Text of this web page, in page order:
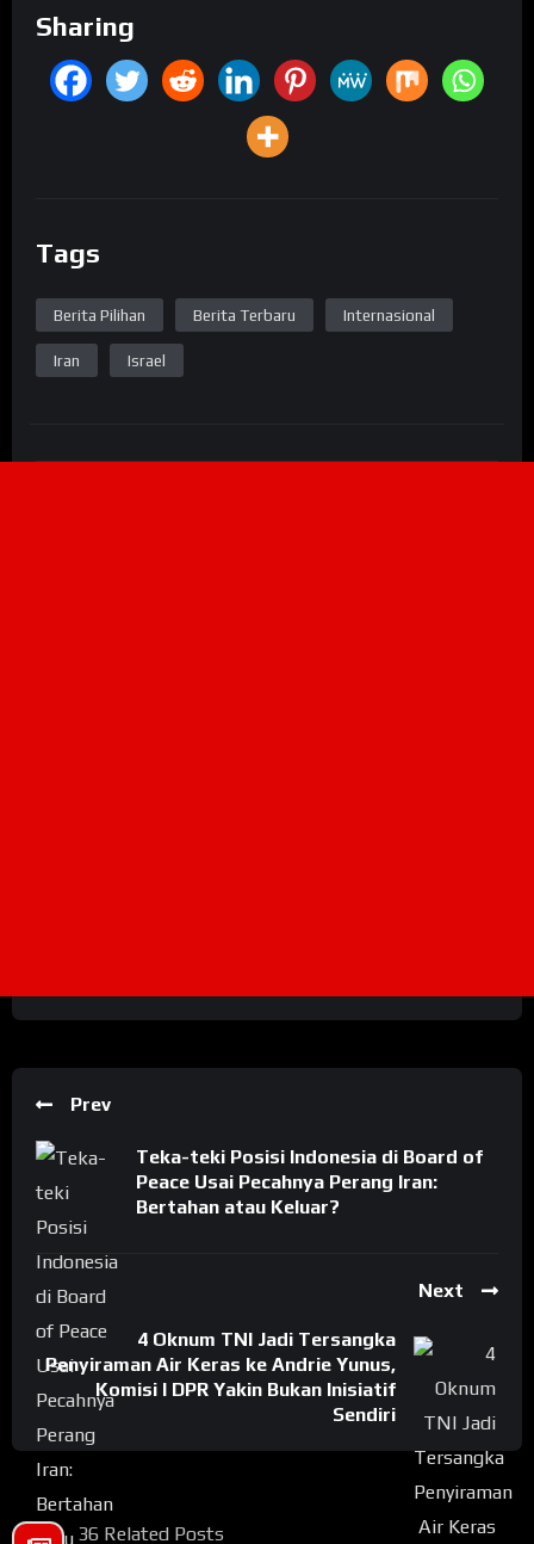
Sharing
Tags
Berita Pilihan Berita Terbaru Internasional
Iran Israel
Prev
Teka-teki Posisi Indonesia di Board of
Peace Usai Pecahnya Perang Iran:
Bertahan atau Keluar?
Next
4 Oknum TNI Jadi Tersangka
Penyiraman Air Keras ke Andrie Yunus,
Komisi I DPR Yakin Bukan Inisiatif
Sendiri
36 Related Posts